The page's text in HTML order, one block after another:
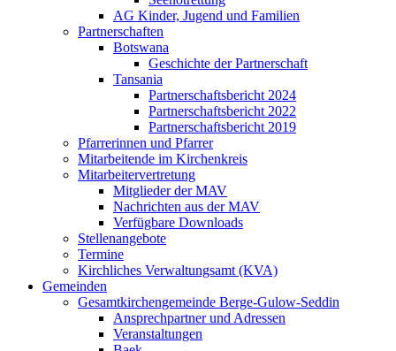
AG Kinder, Jugend und Familien
Partnerschaften
Botswana
Geschichte der Partnerschaft
Tansania
Partnerschaftsbericht 2024
Partnerschaftsbericht 2022
Partnerschaftsbericht 2019
Pfarrerinnen und Pfarrer
Mitarbeitende im Kirchenkreis
Mitarbeitervertretung
Mitglieder der MAV
Nachrichten aus der MAV
Verfügbare Downloads
Stellenangebote
Termine
Kirchliches Verwaltungsamt (KVA)
Gemeinden
Gesamtkirchengemeinde Berge-Gulow-Seddin
Ansprechpartner und Adressen
Veranstaltungen